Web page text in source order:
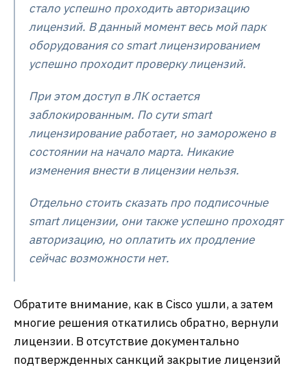
стало успешно проходить авторизацию
лицензий. В данный момент весь мой парк
оборудования со smart лицензированием
успешно проходит проверку лицензий.
При этом доступ в ЛК остается
заблокированным. По сути smart
лицензирование работает, но заморожено в
состоянии на начало марта. Никакие
изменения внести в лицензии нельзя.
Отдельно стоить сказать про подписочные
smart лицензии, они также успешно проходят
авторизацию, но оплатить их продление
сейчас возможности нет.
Обратите внимание, как в Cisco ушли, а затем
многие решения откатились обратно, вернули
лицензии. В отсутствие документально
подтвержденных санкций закрытие лицензий